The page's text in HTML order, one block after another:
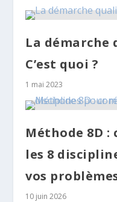
La démarche
C’est quoi ?
1 mai 2023
Méthode 8D
les 8
vos
10 juin 2026